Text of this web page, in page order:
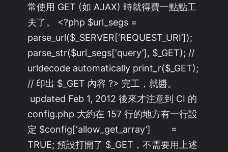
常使用 GET (如 AJAX) 時就得費一點點工
夫了。 <?php $url_segs =
parse_url($_SERVER[‘REQUEST_URI’]);
parse_str($url_segs[‘query’], $_GET); //
urldecode automatically print_r($_GET);
// 印出 $_GET 內容 ?> 完工，就醬。
updated Feb 1, 2012 後來才注意到 CI 的
config.php 大約在 157 行的地方有一行設
定 $config[‘allow_get_array’] =
TRUE; 預設打開了 $_GET，不需要用上述